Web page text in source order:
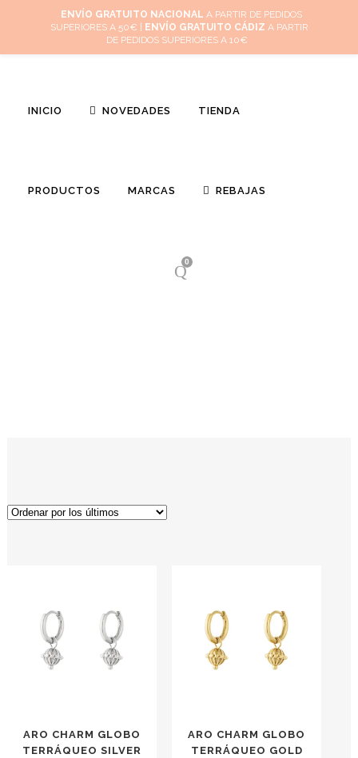
Mi cuenta Cuidado de tus joyas Conócenos Contacta
INICIO NOVEDADES TIENDA
PRODUCTOS MARCAS REBAJAS
0
ARO CHARM GLOBO
TERRÁQUEO SILVER
ARO CHARM GLOBO
TERRÁQUEO GOLD
ENVÍO GRATUITO NACIONAL A PARTIR DE PEDIDOS
SUPERIORES A 50€ |
ENVÍO GRATUITO CÁDIZ A PARTIR
DE PEDIDOS SUPERIORES A 10€